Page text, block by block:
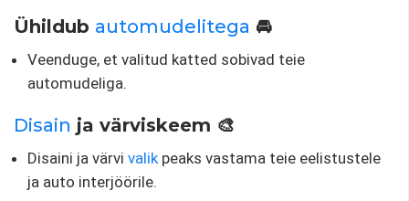
Ühildub automudelitega 🚘
Veenduge, et valitud katted sobivad teie
automudeliga.
Disain ja värviskeem 🎨
Disaini ja värvi valik peaks vastama teie eelistustele
ja auto interjöörile.